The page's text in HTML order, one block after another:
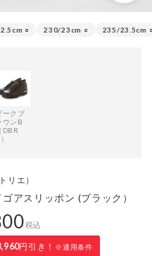
○ 230/23cm ○ 235/23.5cm
ークブ
ウンB
（DBR
リエ）
アスリッポン (ブラック）
税込
円引き！ ※適用条件